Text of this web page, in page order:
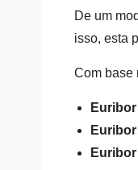
De um
isso, esta
Com base